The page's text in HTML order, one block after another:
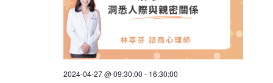
2024-04-27 @ 09:30:00 - 16:30:00